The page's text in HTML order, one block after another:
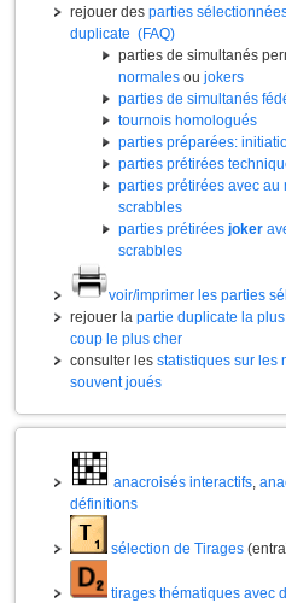
rejouer des parties
duplicate (FAQ)
parties de simultanés
normales ou jokers
parties de simultanés
tournois homologués
parties préparées:
parties prétirées
parties prétirées avec au
scrabbles
parties prétirées joker
scrabbles
voir/imprimer les parties
rejouer la partie duplicate la
coup le plus cher
consulter les statistiques sur les
souvent joués
anacroisés interactifs,
définitions
sélection de Tirages
tirages thématiques avec